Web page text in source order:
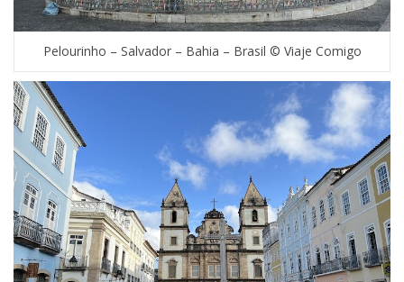
Pelourinho – Salvador – Bahia – Brasil © Viaje Comigo